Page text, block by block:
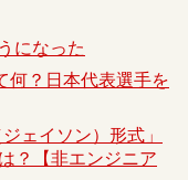
になった
何？日本代表選手を
ェイソン）形式」
？【非エンジニア